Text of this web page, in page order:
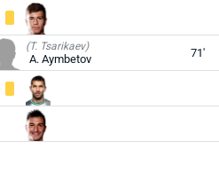
(T. Tsarikaev)
A. Aymbetov 71'